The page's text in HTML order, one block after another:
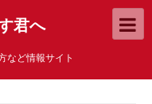
君へ
など情報サイト